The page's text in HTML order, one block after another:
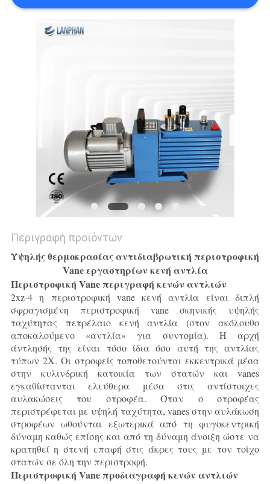
ΑΠΟΡΡΉΤΟΥ
Περιγραφή προϊόντων
Υψηλής θερμοκρασίας αντιδιαβρωτική περιστροφική
Vane εργαστηρίων κενή αντλία
Περιστροφική Vane περιγραφή κενών αντλιών
2xz-4 η περιστροφική vane κενή αντλία είναι διπλή
σφραγισμένη περιστροφική vane σκηνικής υψηλής
ταχύτητας πετρέλαιο κενή αντλία (στον ακόλουθο
αποκαλούμενο «αντλία» για συντομία). Η αρχή
άντλησής της είναι τόσο ίδια όσο αυτή της αντλίας
τύπων 2X. Οι στροφείς τοποθετούνται εκκεντρικά μέσα
στην κυλινδρική κατοικία των στατών και vanes
εγκαθίστανται ελεύθερα μέσα στις αντίστοιχες
αυλακώσεις του στροφέα. Όταν ο στροφέας
περιστρέφεται με υψηλή ταχύτητα, vanes στην αυλάκωση
στροφέων ωθούνται εξωτερικά από τη φυγοκεντρική
δύναμη καθώς επίσης και από τη δύναμη άνοιξη ώστε να
κρατηθεί η στενή επαφή στις άκρες τους με τον τοίχο
στατών σε όλη την περιστροφή.
Περιστροφική Vane προδιαγραφή κενών αντλιών